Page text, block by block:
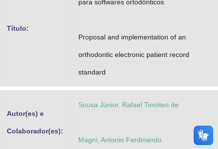
Planalto
Título:
para softwares ortodônticos
Proposal and implementation of an
orthodontic electronic patient record
standard
Autor(es) e
Colaborador(es):
Sousa Júnior, Rafael Timóteo de
Magni, Antonio Ferdinando